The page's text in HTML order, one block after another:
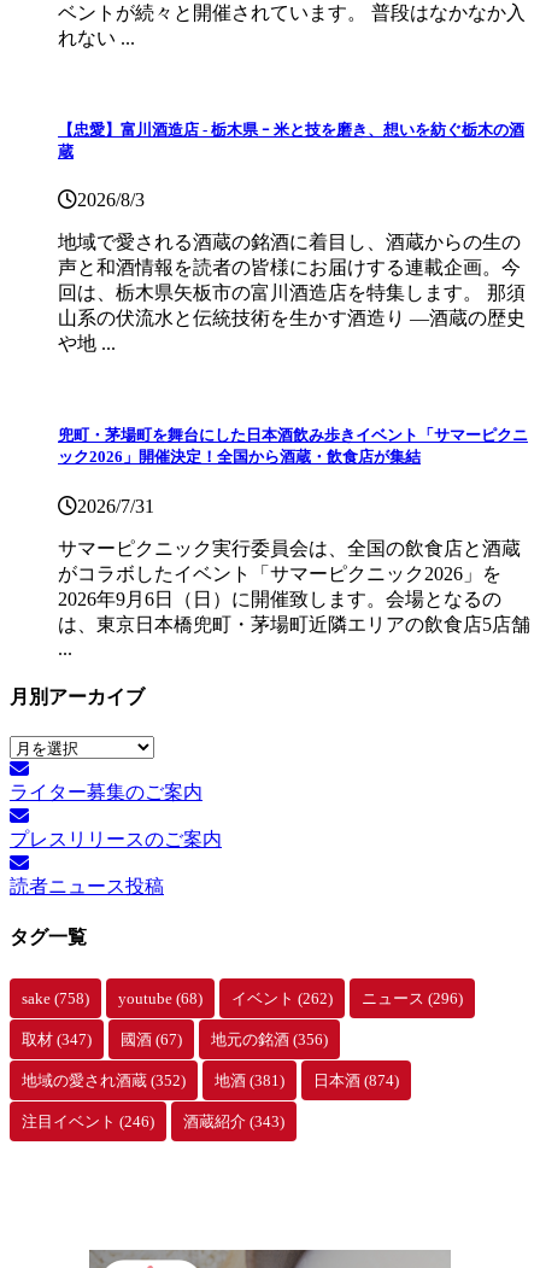
ベントが続々と開催されています。 普段はなかなか入
れない ...
【忠愛】富川酒造店 ‐ 栃木県 ｰ 米と技を磨き、想いを紡ぐ栃木の酒
蔵
2026/8/3
地域で愛される酒蔵の銘酒に着目し、酒蔵からの生の
声と和酒情報を読者の皆様にお届けする連載企画。今
回は、栃木県矢板市の富川酒造店を特集します。 那須
山系の伏流水と伝統技術を生かす酒造り ―酒蔵の歴史
や地 ...
兜町・茅場町を舞台にした日本酒飲み歩きイベント「サマーピクニ
ック2026」開催決定！全国から酒蔵・飲食店が集結
2026/7/31
サマーピクニック実⾏委員会は、全国の飲⾷店と酒蔵
がコラボしたイベント「サマーピクニック2026」を
2026年9月6日（日）に開催致します。会場となるの
は、東京日本橋兜町・茅場町近隣エリアの飲食店5店舗
...
月別アーカイブ
月
別
ア
ー
カ
イ
ブ
ライター募集のご案内
プレスリリースのご案内
読者ニュース投稿
タグ一覧
sake (758) youtube (68) イベント (262) ニュース (296)
取材 (347) 國酒 (67) 地元の銘酒 (356)
地域の愛され酒蔵 (352) 地酒 (381) 日本酒 (874)
注目イベント (246) 酒蔵紹介 (343)